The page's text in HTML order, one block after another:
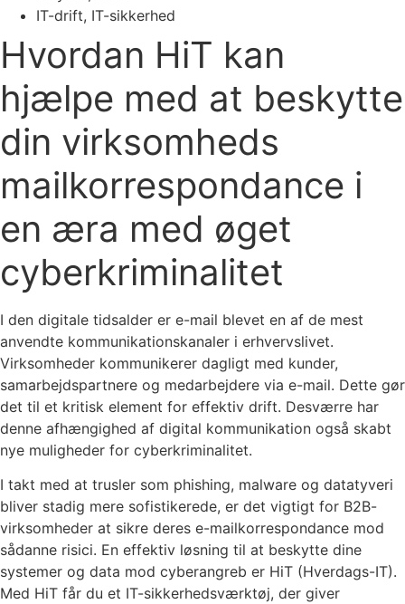
IT-drift, IT-sikkerhed
Hvordan HiT kan
hjælpe med at beskytte
din virksomheds
mailkorrespondance i
en æra med øget
cyberkriminalitet
I den digitale tidsalder er e-mail blevet en af de mest
anvendte kommunikationskanaler i erhvervslivet.
Virksomheder kommunikerer dagligt med kunder,
samarbejdspartnere og medarbejdere via e-mail. Dette gør
det til et kritisk element for effektiv drift. Desværre har
denne afhængighed af digital kommunikation også skabt
nye muligheder for cyberkriminalitet.
I takt med at trusler som phishing, malware og datatyveri
bliver stadig mere sofistikerede, er det vigtigt for B2B-
virksomheder at sikre deres e-mailkorrespondance mod
sådanne risici. En effektiv løsning til at beskytte dine
systemer og data mod cyberangreb er HiT (Hverdags-IT).
Med HiT får du et IT-sikkerhedsværktøj, der giver